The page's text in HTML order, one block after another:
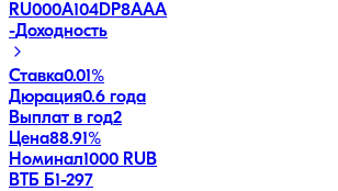
RU000A104DP8AAA
-Доходность
Ставка0.01%
Дюрация0.6 года
Выплат в год2
Цена88.91%
Номинал1000 RUB
ВТБ Б1-297